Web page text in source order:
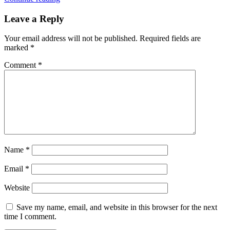
Leave a Reply
Your email address will not be published. Required fields are
marked *
Comment *
Name *
Email *
Website
Save my name, email, and website in this browser for the next
time I comment.